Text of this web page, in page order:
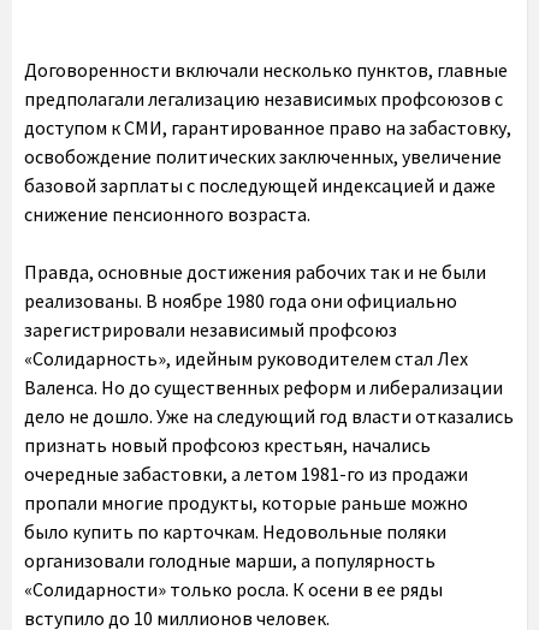
Договоренности включали несколько пунктов, главные
предполагали легализацию независимых профсоюзов с
доступом к СМИ, гарантированное право на забастовку,
освобождение политических заключенных, увеличение
базовой зарплаты с последующей индексацией и даже
снижение пенсионного возраста.
Правда, основные достижения рабочих так и не были
реализованы. В ноябре 1980 года они официально
зарегистрировали независимый профсоюз
«Солидарность», идейным руководителем стал Лех
Валенса. Но до существенных реформ и либерализации
дело не дошло. Уже на следующий год власти отказались
признать новый профсоюз крестьян, начались
очередные забастовки, а летом 1981-го из продажи
пропали многие продукты, которые раньше можно
было купить по карточкам. Недовольные поляки
организовали голодные марши, а популярность
«Солидарности» только росла. К осени в ее ряды
вступило до 10 миллионов человек.